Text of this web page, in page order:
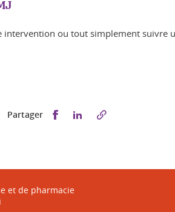
intervention ou tout simplement suivre
Partager Partager sur Facebook
Partager sur
et de pharmacie